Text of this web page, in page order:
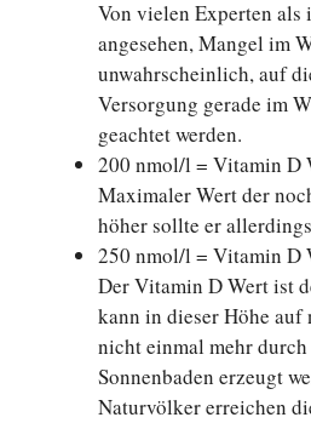
Von vielen Experten als
angesehen, Mangel im
unwahrscheinlich, auf
Versorgung gerade im
geachtet werden.
200 nmol/l = Vitamin D
Maximaler Wert der
höher sollte er
250 nmol/l = Vitamin D
Der Vitamin D Wert ist
kann in dieser Höhe auf
nicht einmal mehr
Sonnenbaden erzeugt
Naturvölker erreichen